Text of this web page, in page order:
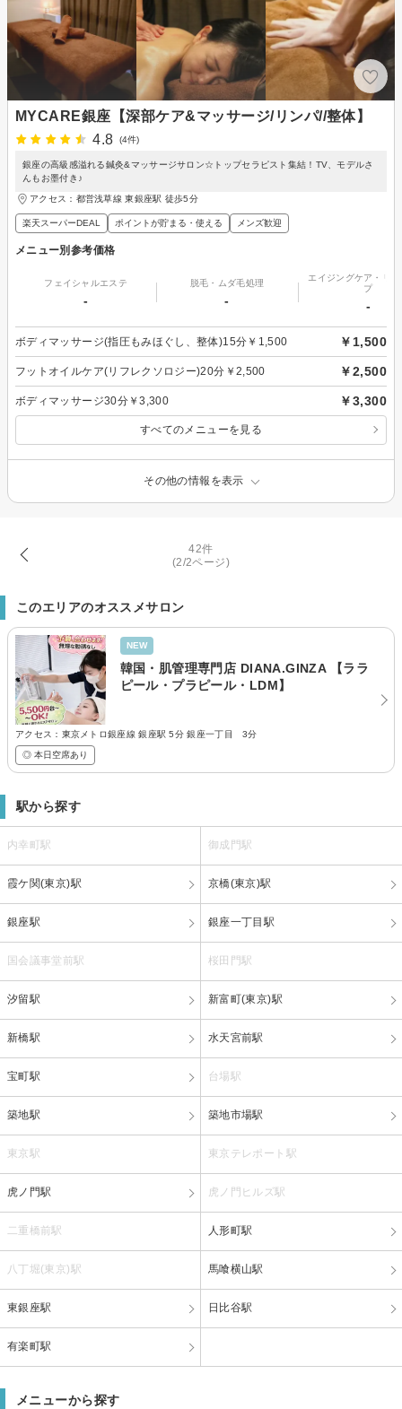
MYCARE銀座【深部ケア&マッサージ/リンパ//整体】
4.8
(4件)
銀座の高級感溢れる鍼灸&マッサージサロン☆トップセラピスト集結！TV、モデルさ
んもお墨付き♪
アクセス：都営浅草線 東銀座駅 徒歩5分
楽天スーパーDEAL ポイントが貯まる・使える メンズ歓迎
メニュー別参考価格
フェイシャルエステ
-
脱毛・ムダ毛処理
-
エイジングケア・リ
プ
-
ボディマッサージ(指圧もみほぐし、整体)15分￥1,500 ￥1,500
フットオイルケア(リフレクソロジー)20分￥2,500 ￥2,500
ボディマッサージ30分￥3,300 ￥3,300
すべてのメニューを見る
その他の情報を表示
42件
(2/2ページ)
このエリアのオススメサロン
NEW
韓国・肌管理専門店 DIANA.GINZA 【ララ
ピール・プラピール・LDM】
アクセス：東京メトロ銀座線 銀座駅 5分 銀座一丁目 3分
◎ 本日空席あり
駅から探す
内幸町駅 御成門駅
霞ケ関(東京)駅 京橋(東京)駅
銀座駅 銀座一丁目駅
国会議事堂前駅 桜田門駅
汐留駅 新富町(東京)駅
新橋駅 水天宮前駅
宝町駅 台場駅
築地駅 築地市場駅
東京駅 東京テレポート駅
虎ノ門駅 虎ノ門ヒルズ駅
二重橋前駅 人形町駅
八丁堀(東京)駅 馬喰横山駅
東銀座駅 日比谷駅
有楽町駅
メニューから探す